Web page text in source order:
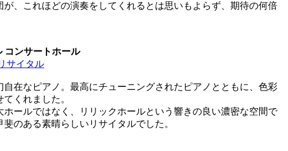
、これほどの演奏をしてくれるとは思いもよらず、期待の何倍
コンサートホール
サイタル
在なピアノ。最高にチューニングされたピアノとともに、色彩
くれました。
ールではなく、リリックホールという響きの良い濃密な空間で
のある素晴らしいリサイタルでした。